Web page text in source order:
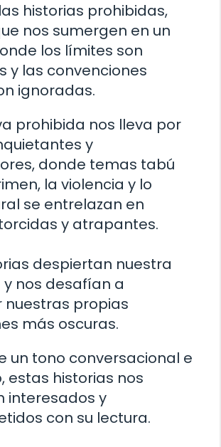
historias prohibidas,
nos sumergen en un
los límites son
y las convenciones
ignoradas.
prohibida nos lleva por
y
donde temas tabú
la violencia y lo
se entrelazan en
y atrapantes.
despiertan nuestra
nos desafían a
nuestras propias
más oscuras.
un tono conversacional e
estas historias nos
interesados y
con su lectura.